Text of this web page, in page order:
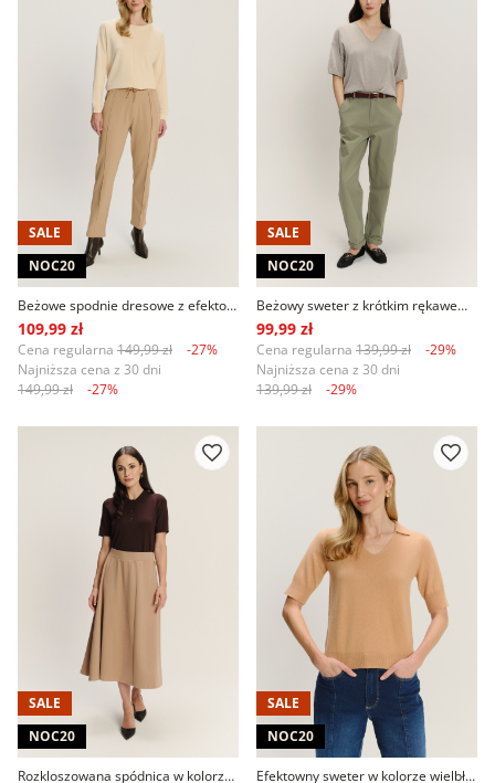
SALE
NOC20
Beżowe spodnie dresowe z efektownym przeszyciem
109,99 zł
Cena regularna 149,99 zł
-27%
Najniższa cena z 30 dni
149,99 zł
-27%
SALE
NOC20
Beżowy sweter z krótkim rękawem oversize
99,99 zł
Cena regularna 139,99 zł
-29%
Najniższa cena z 30 dni
139,99 zł
-29%
SALE
NOC20
Rozkloszowana spódnica w kolorze beżowym
SALE
NOC20
Efektowny sweter w kolorze wielbłądziej wełny